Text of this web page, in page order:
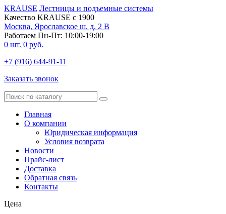
KRAUSE Лестницы и подъемные системы
Качество KRAUSE с 1900
Москва, Ярославское ш. д. 2 В
Работаем Пн-Пт: 10:00-19:00
0 шт. 0 руб.
+7 (916) 644-91-11
Заказать звонок
Главная
О компании
Юридическая информация
Условия возврата
Новости
Прайс-лист
Доставка
Обратная связь
Контакты
Цена